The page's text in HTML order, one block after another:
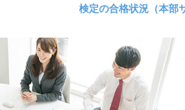
検定の合格状況（本部